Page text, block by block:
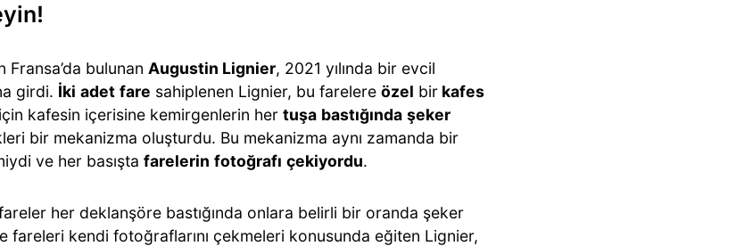
Fransa’da bulunan Augustin Lignier, 2021 yılında bir evcil
girdi. İki adet fare sahiplenen Lignier, bu farelere özel bir kafes
için kafesin içerisine kemirgenlerin her tuşa bastığında şeker
bir mekanizma oluşturdu. Bu mekanizma aynı zamanda bir
ve her basışta farelerin fotoğrafı çekiyordu.
her deklanşöre bastığında onlara belirli bir oranda şeker
fareleri kendi fotoğraflarını çekmeleri konusunda eğiten Lignier,